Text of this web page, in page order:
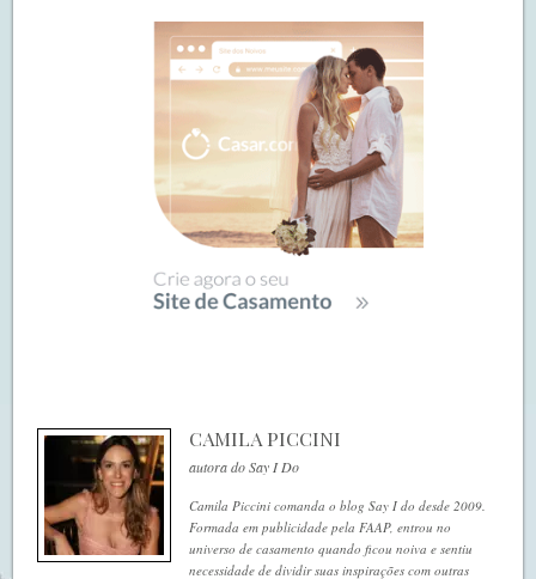
CAMILA PICCINI
autora do Say I Do
Camila Piccini comanda o blog Say I do desde 2009.
Formada em publicidade pela FAAP, entrou no
universo de casamento quando ficou noiva e sentiu
necessidade de dividir suas inspirações com outras